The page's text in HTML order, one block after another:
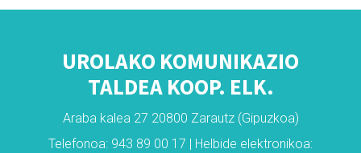
UROLAKO KOMUNIKAZIO
TALDEA KOOP. ELK.
Araba kalea 27 20800 Zarautz (Gipuzkoa)
Telefonoa: 943 89 00 17 | Helbide elektronikoa: